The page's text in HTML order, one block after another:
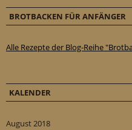
BROTBACKEN FÜR ANFÄNGER
Alle Rezepte der Blog-Reihe
KALENDER
August 2018